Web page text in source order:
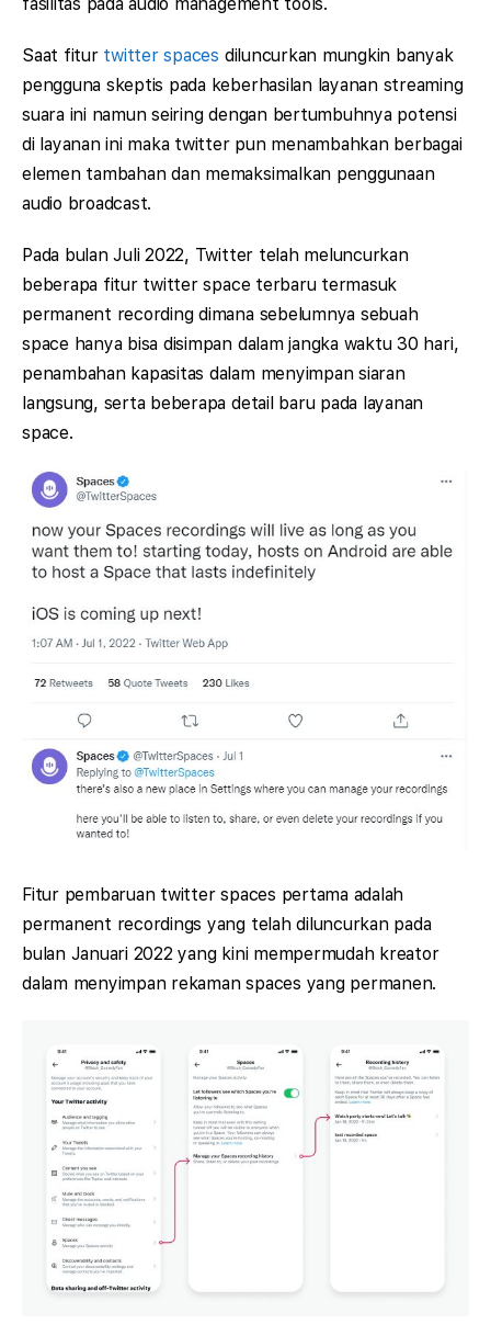
Saat fitur twitter spaces diluncurkan mungkin banyak
pengguna skeptis pada keberhasilan layanan streaming
suara ini namun seiring dengan bertumbuhnya potensi
di layanan ini maka twitter pun menambahkan berbagai
elemen tambahan dan memaksimalkan penggunaan
audio broadcast.
Pada bulan Juli 2022, Twitter telah meluncurkan
beberapa fitur twitter space terbaru termasuk
permanent recording dimana sebelumnya sebuah
space hanya bisa disimpan dalam jangka waktu 30 hari,
penambahan kapasitas dalam menyimpan siaran
langsung, serta beberapa detail baru pada layanan
space.
Fitur pembaruan twitter spaces pertama adalah
permanent recordings yang telah diluncurkan pada
bulan Januari 2022 yang kini mempermudah kreator
dalam menyimpan rekaman spaces yang permanen.